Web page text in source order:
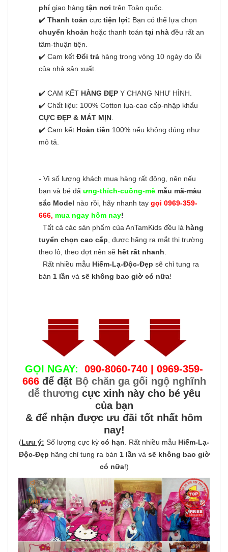
phígiao hàng tận nơi trên Toàn quốc.
✔️ Thanh toán cực tiện lợi: Bạn có thể lựa chọn
chuyển khoản hoặc thanh toán tại nhà đều rất an
tâm-thuận tiện.
✔️ Cam kết Đổi trả hàng trong vòng 10 ngày do lỗi
của nhà sản xuất.
✔️ CAM KẾT HÀNG ĐẸP Y CHANG NHƯ HÌNH.
✔️ Chất liệu: 100% Cotton lụa-cao cấp-nhập khẩu
CỰC ĐẸP & MÁT MỊN
✔️ Cam kết Hoàn tiền 100% nếu không đúng như
mô tả.
- Vì số lượng khách mua hàng rất đông, nên nếu
bạn và bé đã ưng-thích-cuồng-mê mẫu mã-màu
sắc Model nào rồi, hãy nhanh tay gọi 0969-359-
666, mua ngay hôm nay!
Tất cả các sản phẩm của AnTamKids đều là hàng
tuyển chọn cao cấp , được hãng ra mắt thị trường
theo lô, theo đợt nên sẽ hết rất nhanh
Rất nhiều mẫu Hiếm-Lạ-Độc-Đẹp sẽ chỉ tung ra
bán 1 lần và sẽ không bao giờ có nữa!
GỌI NGAY:
090-8060-740 | 0969-359-
666 để đặt Bộ chăn ga gối ngộ nghĩnh
dễ thương cực xinh này cho bé yêu
của bạn
& để nhận được ưu đãi tốt nhất hôm
nay!
(Lưu ý: Số lượng cực kỳ có hạn . Rất nhiều mẫu Hiếm-Lạ-
Độc-Đẹp hãng chỉ tung ra bán 1 lần và sẽ không bao giờ
có nữa!)